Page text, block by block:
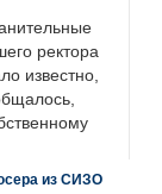
ректора
известно,
из СИЗО